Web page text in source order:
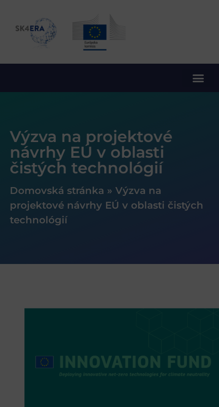
Výzva na projektové
návrhy EÚ v oblasti
čistých technológií
Domovská stránka » Výzva na
projektové návrhy EÚ v oblasti čistých
technológií